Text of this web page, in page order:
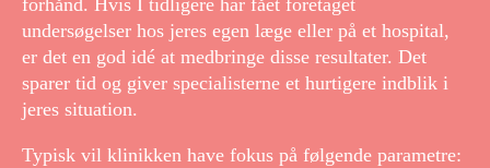
forhånd. Hvis I tidligere har fået foretaget
undersøgelser hos jeres egen læge eller på et hospital,
er det en god idé at medbringe disse resultater. Det
sparer tid og giver specialisterne et hurtigere indblik i
jeres situation.
Typisk vil klinikken have fokus på følgende parametre: